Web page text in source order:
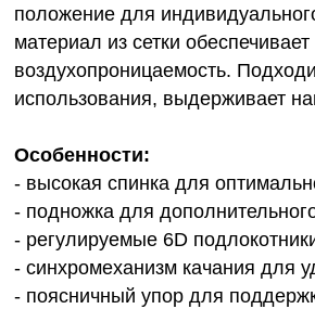
положение для
материал из сетки обеспечивает
воздухопроницаемость.
использования, выдерживает
Особенности:
- высокая спинка для
- подножка для
- регулируемые 6D
- синхромеханизм качания для
- поясничный упор для